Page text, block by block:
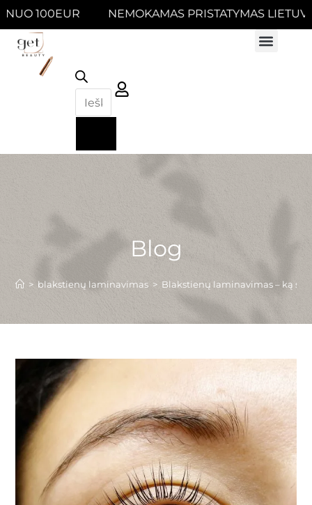
NEMOKAMAS PRISTATYMAS LIETUVOJE
Blog
> blakstienų laminavimas > Blakstienų laminavimas – ką